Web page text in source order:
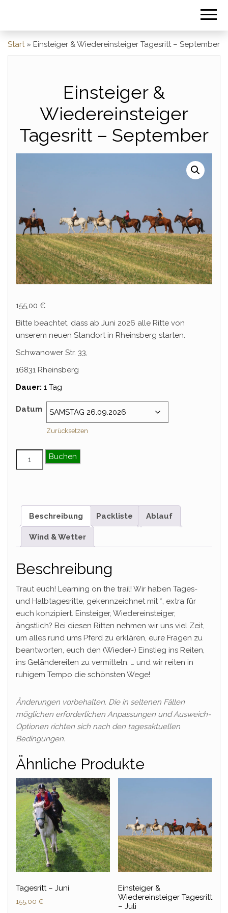
Start» Einsteiger & Wiedereinsteiger Tagesritt – September
Einsteiger &
Wiedereinsteiger
Tagesritt – September
155,00 €
Bitte beachtet, dass ab Juni 2026 alle Ritte von
unserem neuen Standort in Rheinsberg starten.
Schwanower Str. 33,
16831 Rheinsberg
Dauer: 1 Tag
Datum
Zurücksetzen
Einsteiger & Wiedereinsteiger Tagesritt – September
Buchen
Beschreibung Packliste Ablauf
Wind & Wetter
Beschreibung
Traut euch! Learning on the trail! Wir haben Tages-
und Halbtagesritte, gekennzeichnet mit *, extra für
euch konzipiert. Einsteiger, Wiedereinsteiger,
ängstlich? Bei diesen Ritten nehmen wir uns viel Zeit,
um alles rund ums Pferd zu erklären, eure Fragen zu
beantworten, euch den (Wieder-) Einstieg ins Reiten,
ins Geländereiten zu vermitteln, … und wir reiten in
ruhigem Tempo die schönsten Wege!
Änderungen vorbehalten. Die in seltenen Fällen
möglichen erforderlichen Anpassungen und Ausweich-
Optionen richten sich nach den tagesaktuellen
Bedingungen.
Ähnliche Produkte
Tagesritt – Juni
155,00 €
Einsteiger &
Wiedereinsteiger Tagesritt
– Juli